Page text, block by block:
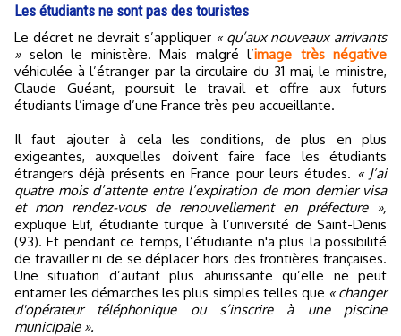
Les étudiants ne sont pas des touristes
Le décret ne devrait s’appliquer « qu’aux nouveaux arrivants
»selon le ministère. Mais malgré l’image très négative
véhiculée à l’étranger par la circulaire du 31 mai, le ministre,
Claude Guéant, poursuit le travail et offre aux futurs
étudiants l’image d’une France très peu accueillante.
Il faut ajouter à cela les conditions, de plus en plus
exigeantes, auxquelles doivent faire face les étudiants
étrangers déjà présents en France pour leurs études. « J’ai
quatre mois d’attente entre l’expiration de mon dernier visa
et mon rendez-vous de renouvellement en préfecture »,
explique Elif, étudiante turque à l’université de Saint-Denis
(93). Et pendant ce temps, l’étudiante n'a plus la possibilité
de travailler ni de se déplacer hors des frontières françaises.
Une situation d’autant plus ahurissante qu’elle ne peut
entamer les démarches les plus simples telles que « changer
d'opérateur téléphonique ou s’inscrire à une piscine
municipale ».